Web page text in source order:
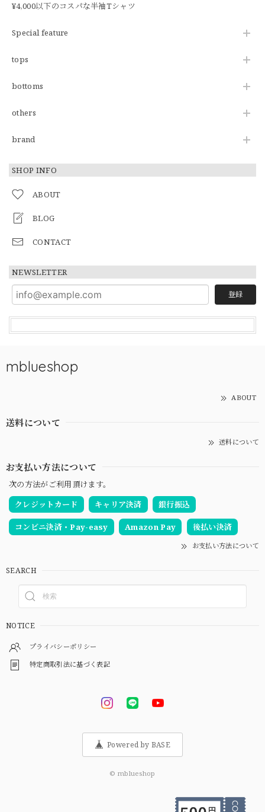
¥4,000以下のコスパな半袖Tシャツ
Special feature
tops
bottoms
others
brand
SHOP INFO
ABOUT
BLOG
CONTACT
NEWSLETTER
登録
mblueshop
ABOUT
送料について
送料について
お支払い方法について
次の方法がご利用頂けます。
クレジットカード
キャリア決済 銀行振込
コンビニ決済・Pay-easy Amazon Pay 後払い決済
お支払い方法について
SEARCH
NOTICE
プライバシーポリシー
特定商取引法に基づく表記
Powered by BASE
© mblueshop